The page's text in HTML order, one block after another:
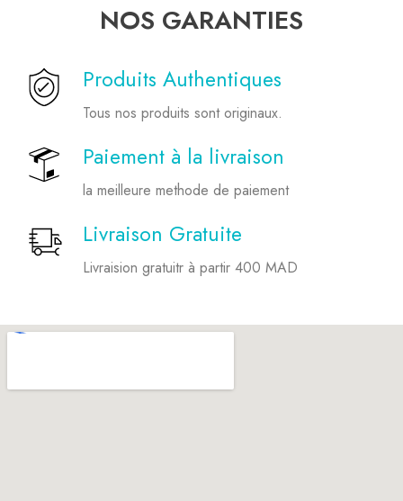
NOS GARANTIES
Produits Authentiques
Tous nos produits sont originaux.
Paiement à la livraison
la meilleure methode de paiement
Livraison Gratuite
Livraision gratuitr à partir 400 MAD